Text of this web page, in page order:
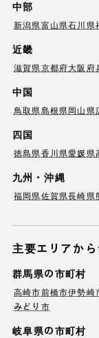
中部
新潟県富山県石川県
近畿
滋賀県京都府大阪府
中国
鳥取県島根県岡山県
四国
徳島県香川県愛媛県
九州・沖縄
福岡県佐賀県長崎県
主要エリアか
群馬県の市町村
高崎市前橋市伊勢崎
みどり市
岐阜県の市町村